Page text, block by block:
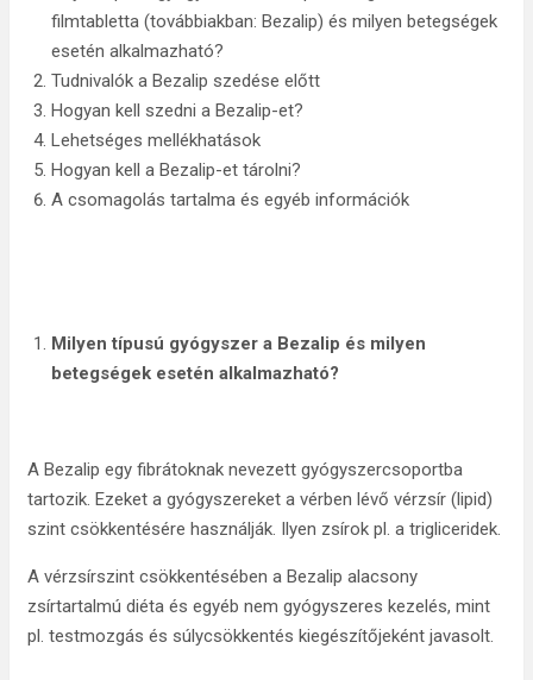
filmtabletta (továbbiakban: Bezalip) és milyen betegségek
esetén alkalmazható?
Tudnivalók a Bezalip szedése előtt
Hogyan kell szedni a Bezalip-et?
Lehetséges mellékhatások
Hogyan kell a Bezalip-et tárolni?
A csomagolás tartalma és egyéb információk
Milyen típusú gyógyszer a Bezalip és milyen
betegségek esetén alkalmazható?
A Bezalip egy fibrátoknak nevezett gyógyszercsoportba
tartozik. Ezeket a gyógyszereket a vérben lévő vérzsír (lipid)
szint csökkentésére használják. Ilyen zsírok pl. a trigliceridek.
A vérzsírszint csökkentésében a Bezalip alacsony
zsírtartalmú diéta és egyéb nem gyógyszeres kezelés, mint
pl. testmozgás és súlycsökkentés kiegészítőjeként javasolt.